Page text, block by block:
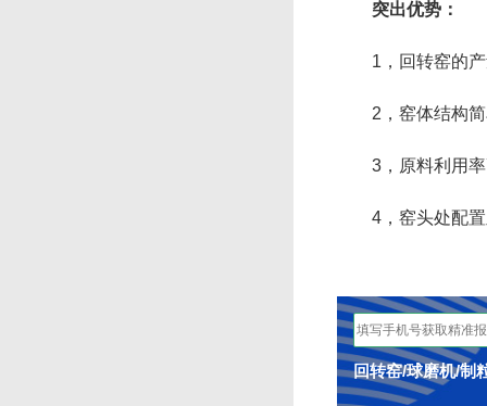
突出优势：
1，回转窑的产
2，窑体结构简
3，原料利用率
4，窑头处配置
回转窑/球磨机/制